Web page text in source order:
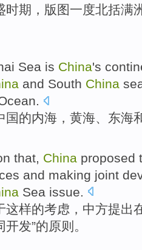
时期， 版图一度北括满
Sea is China's
and South China
.
国的内海 ， 黄海、 东海
that China proposed
and making joint
Sea issue
这样的考虑， 中方提出
开发”的原则 。